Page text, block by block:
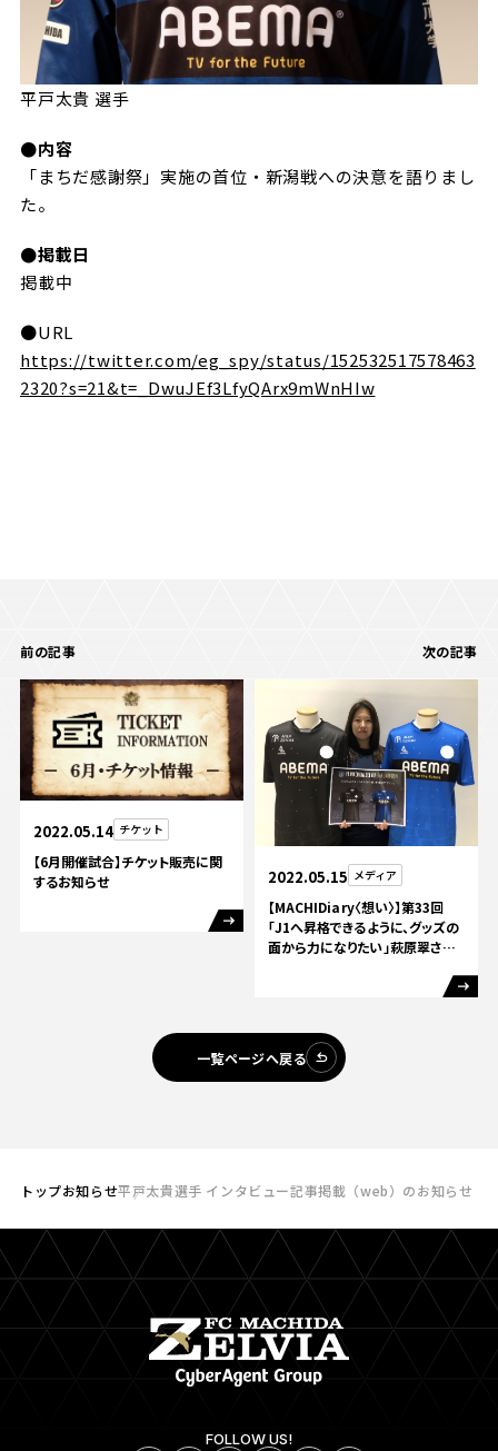
平戸太貴 選手
●内容
「まちだ感謝祭」実施の首位・新潟戦への決意を語りまし
た。
●掲載日
掲載中
●URL
https://twitter.com/eg_spy/status/152532517578463
2320?s=21&t=_DwuJEf3LfyQArx9mWnHIw
前の記事
2022.05.14 チケット
【6月開催試合】チケット販売に関
するお知らせ
次の記事
2022.05.15 メディア
【MACHIDiary〈想い〉】第33回
「J1へ昇格できるように、グッズの
面から力になりたい」萩原翠さん
一覧ページへ戻る
トップお知らせ平戸太貴選手 インタビュー記事掲載（web）のお知らせ
FOLLOW US!